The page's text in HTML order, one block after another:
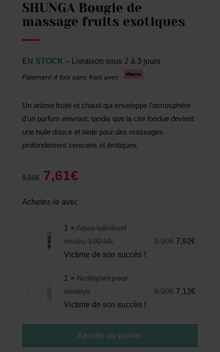
SHUNGA Bougie de
massage fruits exotiques
EN STOCK – Livraison sous 2 à 3 jours
Paiement 4 fois sans frais avec
Un arôme fruité et chaud qui enveloppe l’atmosphère
d’un parfum enivrant, tandis que la cire fondue devient
une huile douce et tiède pour des massages
profondément sensuels et érotiques.
9,50€ 7,61€
Achetez-le avec
i
1 × Aqua lubrifiant
neutre 100 ML
Victime de son succès !
9,90€ 7,92€
1 × Nettoyant pour
sextoys
Victime de son succès !
8,90€ 7,13€
Ajouter au panier